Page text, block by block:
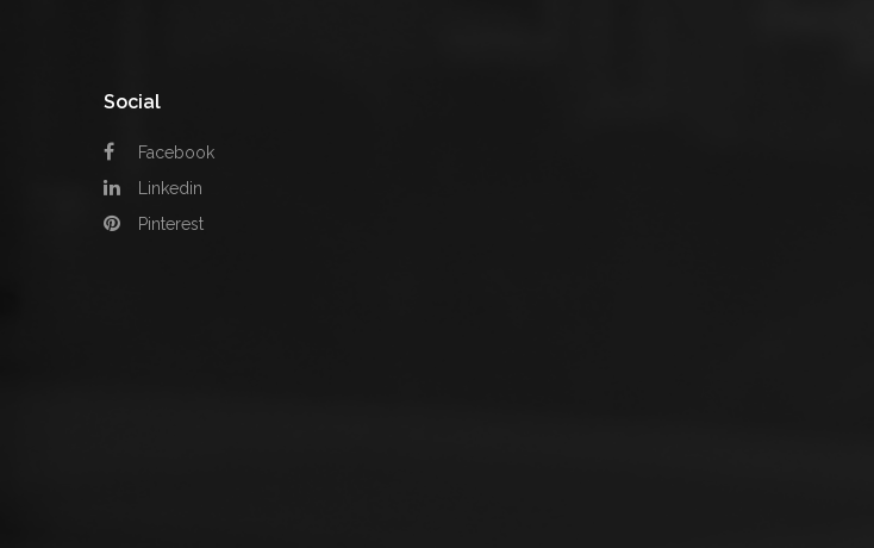
Social
Facebook
Linkedin
Pinterest